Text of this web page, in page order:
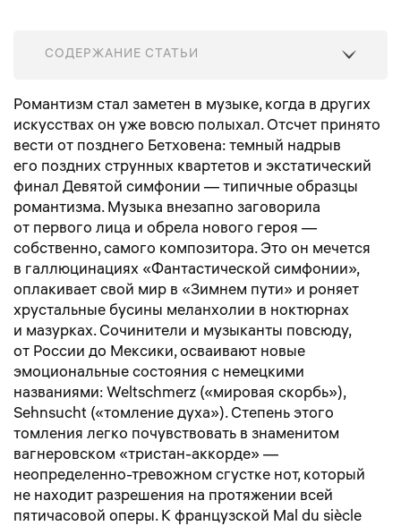
СОДЕРЖАНИЕ СТАТЬИ
Романтизм стал заметен в музыке, когда в других
искусствах он уже вовсю полыхал. Отсчет принято
вести от позднего Бетховена: темный надрыв
его поздних струнных квартетов и экстатический
финал Девятой симфонии — типичные образцы
романтизма. Музыка внезапно заговорила
от первого лица и обрела нового героя —
собственно, самого композитора. Это он мечется
в галлюцинациях «Фантастической симфонии»,
оплакивает свой мир в «Зимнем пути» и роняет
хрустальные бусины меланхолии в ноктюрнах
и мазурках. Сочинители и музыканты повсюду,
от России до Мексики, осваивают новые
эмоциональные состояния с немецкими
названиями: Weltschmerz («мировая скорбь»),
Sehnsucht («томление духа»). Степень этого
томления легко почувствовать в знаменитом
вагнеровском «тристан-аккорде» —
неопределенно-тревожном сгустке нот, который
не находит разрешения на протяжении всей
пятичасовой оперы. К французской Mal du siècle